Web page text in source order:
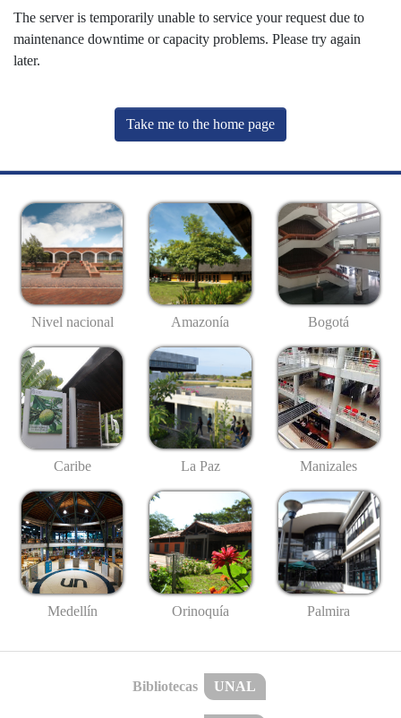
The server is temporarily unable to service your request due to
maintenance downtime or capacity problems. Please try again
later.
Take me to the home page
Nivel nacional Amazonía Bogotá
Caribe La Paz Manizales
Medellín Orinoquía Palmira
Bibliotecas UNAL